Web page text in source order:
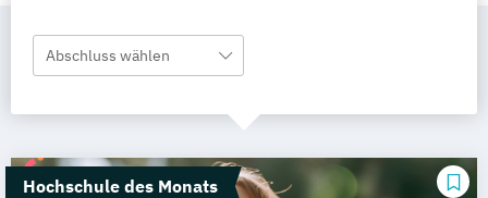
Abschluss wählen
Hochschule des Monats